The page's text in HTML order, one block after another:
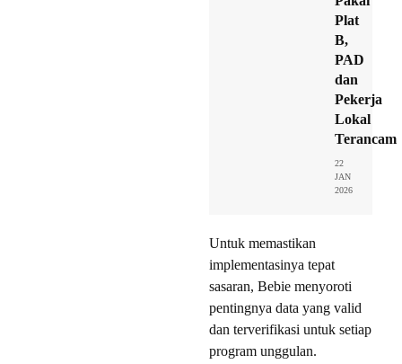
Plat
B,
PAD
dan
Pekerja
Lokal
Terancam
22
JAN
2026
Untuk memastikan
implementasinya tepat
sasaran, Bebie menyoroti
pentingnya data yang valid
dan terverifikasi untuk setiap
program unggulan.